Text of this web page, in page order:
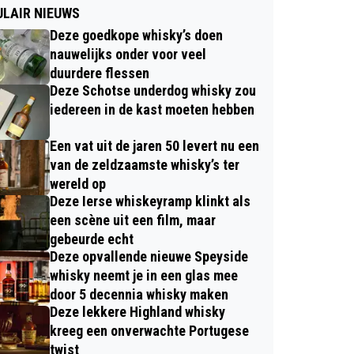
NIEUWS
Deze goedkope whisky’s doen
nauwelijks onder voor veel
duurdere flessen
Deze Schotse underdog whisky zou
iedereen in de kast moeten hebben
Een vat uit de jaren 50 levert nu een
van de zeldzaamste whisky’s ter
wereld op
Deze Ierse whiskeyramp klinkt als
een scène uit een film, maar
gebeurde echt
Deze opvallende nieuwe Speyside
whisky neemt je in een glas mee
door 5 decennia whisky maken
Deze lekkere Highland whisky
kreeg een onverwachte Portugese
twist